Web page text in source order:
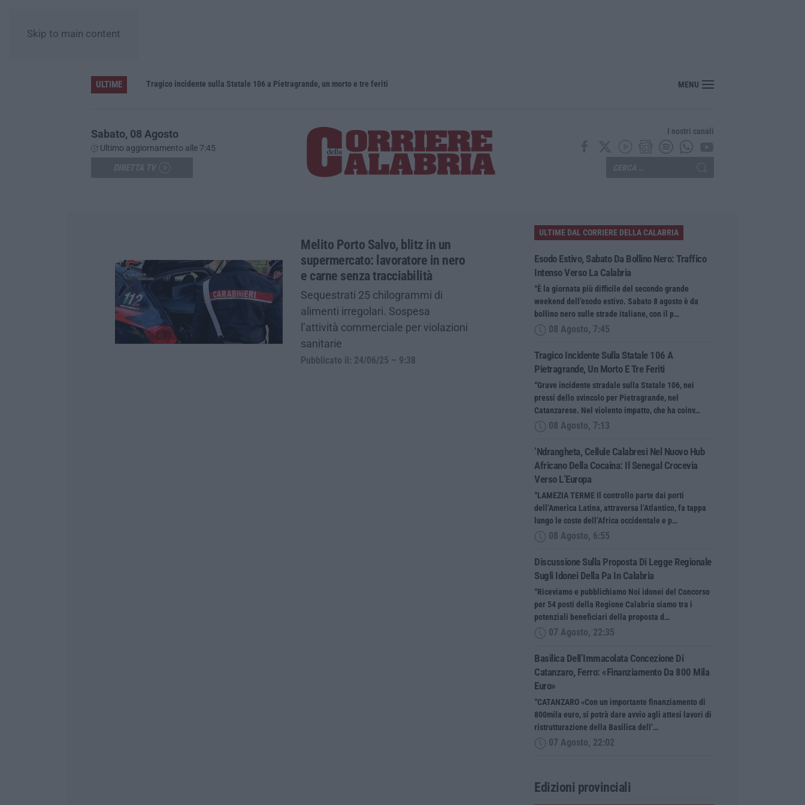
Skip to main content
ULTIME Tragico incidente sulla Statale 106 a Pietragrande, un morto e tre feriti MENU
Sabato, 08 Agosto
Ultimo aggiornamento alle 7:45
I nostri canali
Melito Porto Salvo, blitz in un
supermercato: lavoratore in nero
e carne senza tracciabilità
Sequestrati 25 chilogrammi di
alimenti irregolari. Sospesa
l’attività commerciale per violazioni
sanitarie
Pubblicato il: 24/06/25 – 9:38
ULTIME DAL CORRIERE DELLA CALABRIA
Esodo Estivo, Sabato Da Bollino Nero: Traffico
Intenso Verso La Calabria
“È la giornata più difficile del secondo grande
weekend dell’esodo estivo. Sabato 8 agosto è da
bollino nero sulle strade italiane, con il p…
08 Agosto, 7:45
Tragico Incidente Sulla Statale 106 A
Pietragrande, Un Morto E Tre Feriti
“Grave incidente stradale sulla Statale 106, nei
pressi dello svincolo per Pietragrande, nel
Catanzarese. Nel violento impatto, che ha coinv…
08 Agosto, 7:13
’Ndrangheta, Cellule Calabresi Nel Nuovo Hub
Africano Della Cocaina: Il Senegal Crocevia
Verso L’Europa
“LAMEZIA TERME Il controllo parte dai porti
dell’America Latina, attraversa l’Atlantico, fa tappa
lungo le coste dell’Africa occidentale e p…
08 Agosto, 6:55
Discussione Sulla Proposta Di Legge Regionale
Sugli Idonei Della Pa In Calabria
“Riceviamo e pubblichiamo Noi idonei del Concorso
per 54 posti della Regione Calabria siamo tra i
potenziali beneficiari della proposta d…
07 Agosto, 22:35
Basilica Dell’Immacolata Concezione Di
Catanzaro, Ferro: «finanziamento Da 800 Mila
Euro»
“CATANZARO «Con un importante finanziamento di
800mila euro, si potrà dare avvio agli attesi lavori di
ristrutturazione della Basilica dell’…
07 Agosto, 22:02
Edizioni provinciali